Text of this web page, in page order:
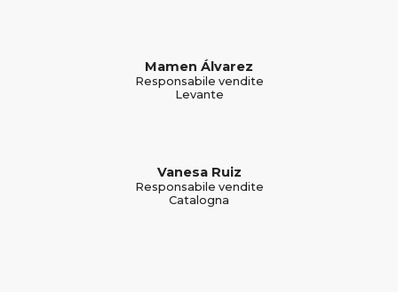
Mamen Álvarez
Responsabile vendite
Levante
Vanesa Ruiz
Responsabile vendite
Catalogna